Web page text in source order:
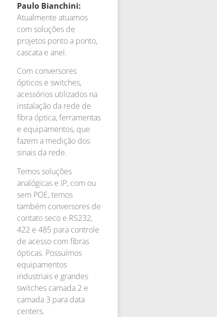
Paulo Bianchini:
Atualmente atuamos
com soluções de
projetos ponto a ponto,
cascata e anel.
Com conversores
ópticos e switches,
acessórios utilizados na
instalação da rede de
fibra óptica, ferramentas
e equipamentos, que
fazem a medição dos
sinais da rede.
Temos soluções
analógicas e IP, com ou
sem POE, temos
também conversores de
contato seco e RS232,
422 e 485 para controle
de acesso com fibras
ópticas. Possuímos
equipamentos
industriais e grandes
switches camada 2 e
camada 3 para data
centers.